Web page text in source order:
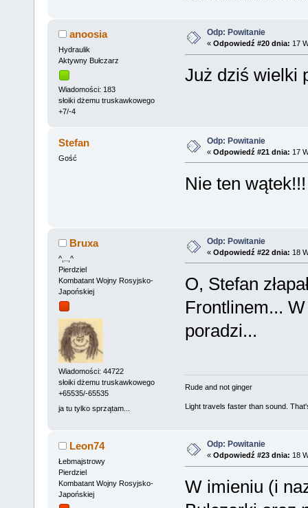
anoosia
Hydraulik
Aktywny Bułczarz
Wiadomości: 183
słoiki dżemu truskawkowego
+7/-4
Odp: Powitanie
« Odpowiedź #20 dnia: 17
Już dziś wielki
Stefan
Gość
Odp: Powitanie
« Odpowiedź #21 dnia: 17
Nie ten wątek!!!
Bruxa
^,..,^
Pierdziel
Kombatant Wojny Rosyjsko-
Japońskiej
Wiadomości: 44722
słoiki dżemu truskawkowego
+65535/-65535
ja tu tylko sprzątam...
Odp: Powitanie
« Odpowiedź #22 dnia: 18
O, Stefan
Frontlinem...
poradzi...
Rude and not ginger
Light travels faster than sound.
Leon74
Łebmajstrowy
Pierdziel
Kombatant Wojny Rosyjsko-
Japońskiej
Odp: Powitanie
« Odpowiedź #23 dnia: 18
W imieniu (i